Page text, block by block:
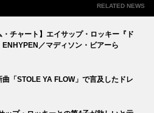
RELATED NEWS
・チャート】エイサップ・ロッキー『ド
／マディソン・ビアーら
「STOLE YA FLOW」で言及したドレ